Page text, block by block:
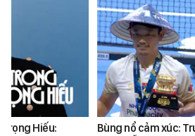
Hiếu:
Bùng nổ cảm xúc: